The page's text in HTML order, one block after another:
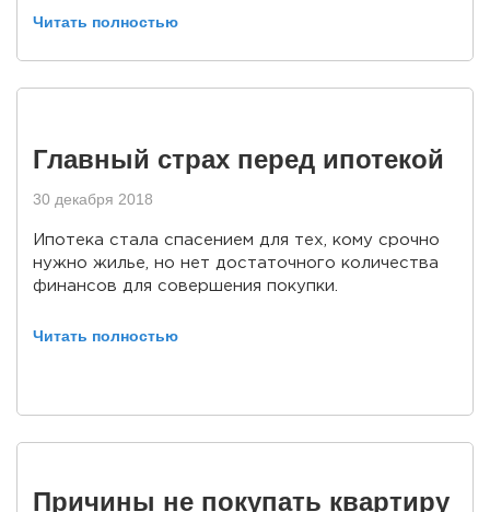
Читать полностью
Главный страх перед ипотекой
30 декабря 2018
Ипотека стала спасением для тех, кому срочно
нужно жилье, но нет достаточного количества
финансов для совершения покупки.
Читать полностью
Причины не покупать квартиру